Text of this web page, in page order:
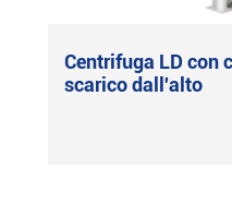
Centrifuga LD con
scarico dall'alto